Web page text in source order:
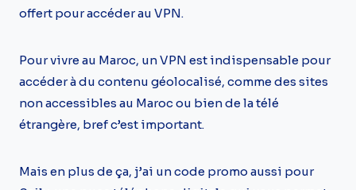
offert pour accéder au VPN.
Pour vivre au Maroc, un VPN est indispensable pour
accéder à du contenu géolocalisé, comme des sites
non accessibles au Maroc ou bien de la télé
étrangère, bref c’est important.
Mais en plus de ça, j’ai un code promo aussi pour